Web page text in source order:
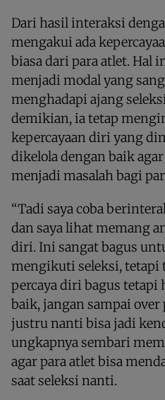
Dari hasil interaksi
mengakui ada
biasa dari para atlet. Hal
menjadi modal yang
menghadapi ajang
demikian, ia tetap
kepercayaan diri yang
dikelola dengan baik
menjadi masalah bagi
“Tadi saya coba
dan saya lihat memang
diri. Ini sangat bagus
mengikuti seleksi, tetapi
percaya diri bagus tetapi
baik, jangan sampai over
justru nanti bisa jadi
ungkapnya sembari
agar para atlet bisa
saat seleksi nanti.